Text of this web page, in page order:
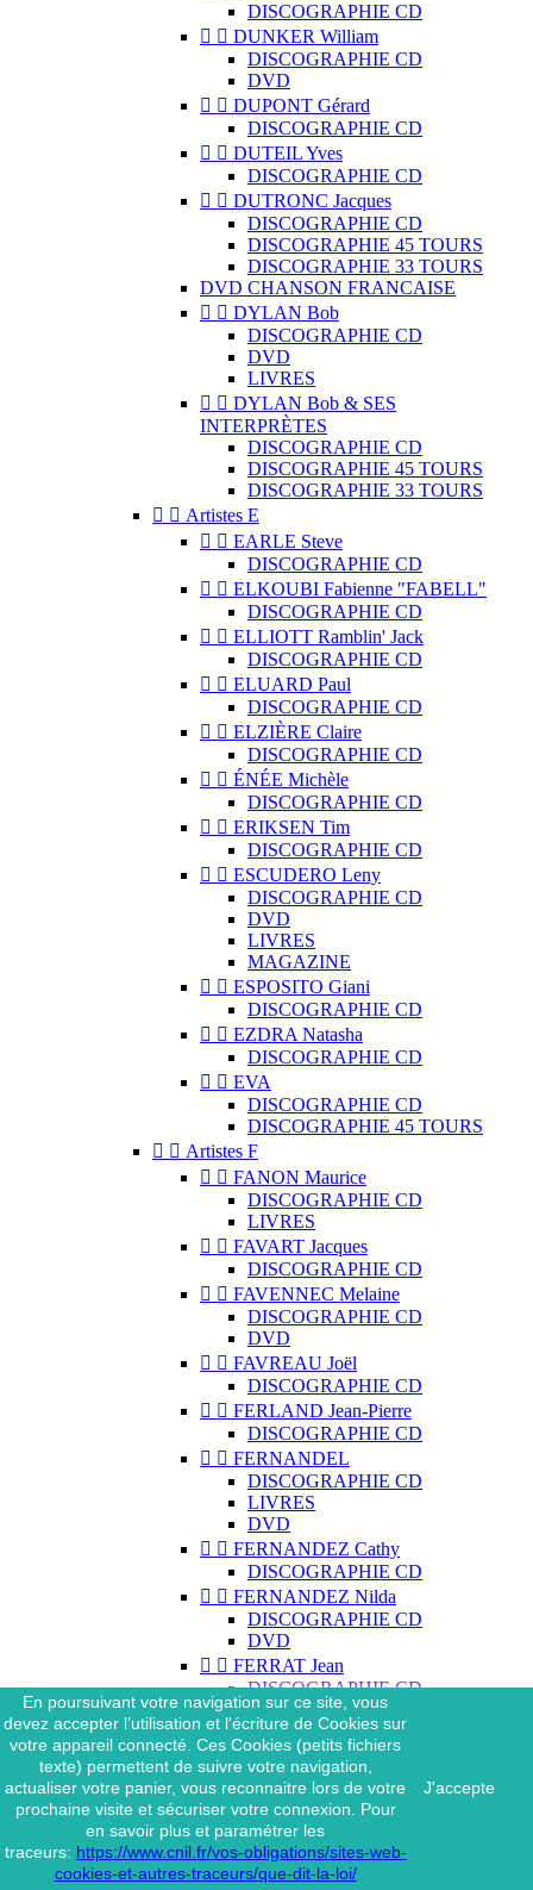
DISCOGRAPHIE CD
  DUNKER William
DISCOGRAPHIE CD
DVD
  DUPONT Gérard
DISCOGRAPHIE CD
  DUTEIL Yves
DISCOGRAPHIE CD
  DUTRONC Jacques
DISCOGRAPHIE CD
DISCOGRAPHIE 45 TOURS
DISCOGRAPHIE 33 TOURS
DVD CHANSON FRANCAISE
  DYLAN Bob
DISCOGRAPHIE CD
DVD
LIVRES
  DYLAN Bob & SES
INTERPRÈTES
DISCOGRAPHIE CD
DISCOGRAPHIE 45 TOURS
DISCOGRAPHIE 33 TOURS
  Artistes E
  EARLE Steve
DISCOGRAPHIE CD
  ELKOUBI Fabienne "FABELL"
DISCOGRAPHIE CD
  ELLIOTT Ramblin' Jack
DISCOGRAPHIE CD
  ELUARD Paul
DISCOGRAPHIE CD
  ELZIÈRE Claire
DISCOGRAPHIE CD
  ÉNÉE Michèle
DISCOGRAPHIE CD
  ERIKSEN Tim
DISCOGRAPHIE CD
  ESCUDERO Leny
DISCOGRAPHIE CD
DVD
LIVRES
MAGAZINE
  ESPOSITO Giani
DISCOGRAPHIE CD
  EZDRA Natasha
DISCOGRAPHIE CD
  EVA
DISCOGRAPHIE CD
DISCOGRAPHIE 45 TOURS
  Artistes F
  FANON Maurice
DISCOGRAPHIE CD
LIVRES
  FAVART Jacques
DISCOGRAPHIE CD
  FAVENNEC Melaine
DISCOGRAPHIE CD
DVD
  FAVREAU Joël
DISCOGRAPHIE CD
  FERLAND Jean-Pierre
DISCOGRAPHIE CD
  FERNANDEL
DISCOGRAPHIE CD
LIVRES
DVD
  FERNANDEZ Cathy
DISCOGRAPHIE CD
  FERNANDEZ Nilda
DISCOGRAPHIE CD
DVD
  FERRAT Jean
DISCOGRAPHIE CD
DISCOGRAPHIE 45 TOURS
DISCOGRAPHIE 33 TOURS
DVD
MAGAZINE
  FERRAT Jean & SES
INTERPRÈTES
DISCOGRAPHIE CD
  FERRÉ Léo
En poursuivant votre navigation sur ce site, vous
devez accepter l’utilisation et l'écriture de Cookies sur
votre appareil connecté. Ces Cookies (petits fichiers
texte) permettent de suivre votre navigation,
actualiser votre panier, vous reconnaitre lors de votre
prochaine visite et sécuriser votre connexion. Pour
en savoir plus et paramétrer les
traceurs: https://www.cnil.fr/vos-obligations/sites-web-
cookies-et-autres-traceurs/que-dit-la-loi/
J'accepte